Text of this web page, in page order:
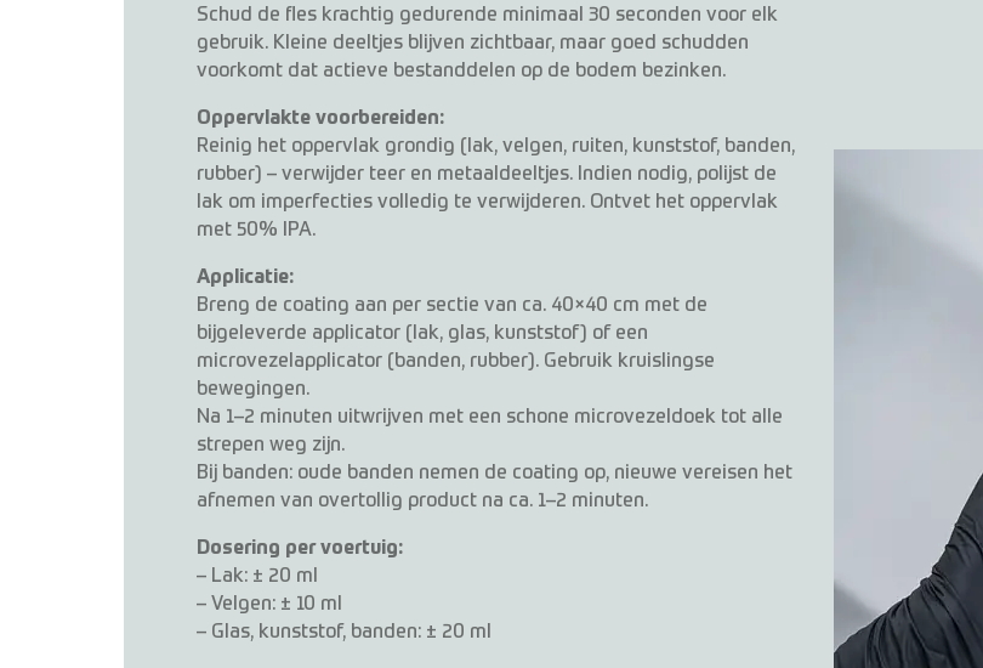
Schud de fles krachtig gedurende minimaal 30 seconden voor elk
gebruik. Kleine deeltjes blijven zichtbaar, maar goed schudden
voorkomt dat actieve bestanddelen op de bodem bezinken.
Oppervlakte voorbereiden:
Reinig het oppervlak grondig (lak, velgen, ruiten, kunststof, banden,
rubber) – verwijder teer en metaaldeeltjes. Indien nodig, polijst de
lak om imperfecties volledig te verwijderen. Ontvet het oppervlak
met 50% IPA.
Applicatie:
Breng de coating aan per sectie van ca. 40×40 cm met de
bijgeleverde applicator (lak, glas, kunststof) of een
microvezelapplicator (banden, rubber). Gebruik kruislingse
bewegingen.
Na 1–2 minuten uitwrijven met een schone microvezeldoek tot alle
strepen weg zijn.
Bij banden: oude banden nemen de coating op, nieuwe vereisen het
afnemen van overtollig product na ca. 1–2 minuten.
Dosering per voertuig:
– Lak: ± 20 ml
– Velgen: ± 10 ml
– Glas, kunststof, banden: ± 20 ml